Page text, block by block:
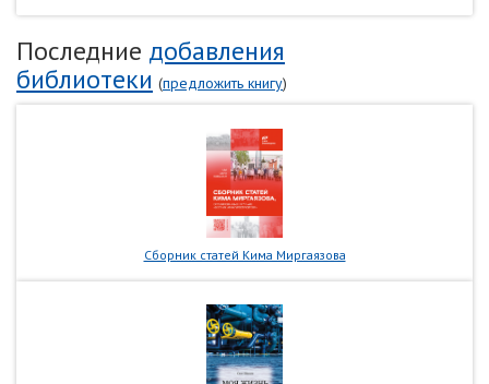
Последние добавления
библиотеки (предложить книгу)
Сборник статей Кима Миргаязова